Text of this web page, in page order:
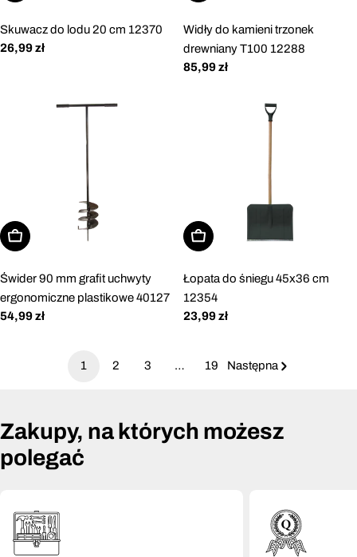
Skuwacz do lodu 20 cm 12370
Cena
26,99 zł
Widły do kamieni trzonek
drewniany T100 12288
Cena
85,99 zł
Dodaj do koszyka
Świder 90 mm grafit uchwyty
ergonomiczne plastikowe 40127
Cena
54,99 zł
Dodaj do koszyka
Łopata do śniegu 45x36 cm
12354
Cena
23,99 zł
1 2 3 … 19 Następna
Zakupy, na których możesz
polegać